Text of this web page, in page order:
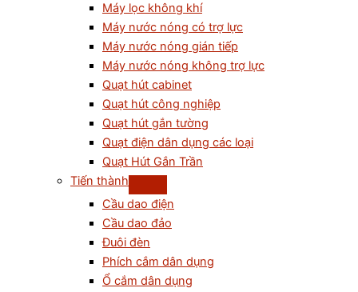
Máy lọc không khí
Máy nước nóng có trợ lực
Máy nước nóng gián tiếp
Máy nước nóng không trợ lực
Quạt hút cabinet
Quạt hút công nghiệp
Quạt hút gắn tường
Quạt điện dân dụng các loại
Quạt Hút Gắn Trần
Tiến thành
Cầu dao điện
Cầu dao đảo
Đuôi đèn
Phích cắm dân dụng
Ổ cắm dân dụng